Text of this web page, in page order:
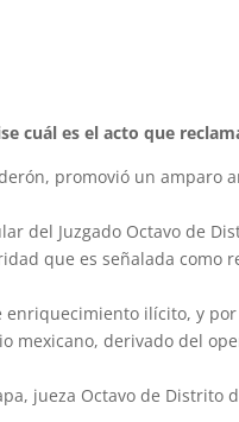
cuál es el acto que
promovió un amparo
del Juzgado Octavo de
que es señalada como
enriquecimiento ilícito, y
derivado del
jueza Octavo de Distrito